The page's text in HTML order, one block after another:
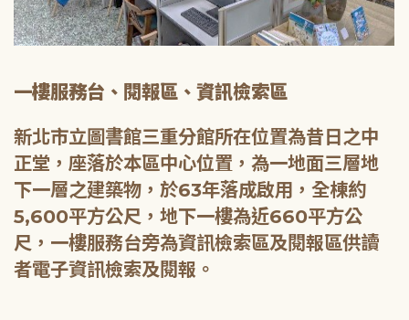
一樓服務台、閱報區、資訊檢索區
新北市立圖書館三重分館所在位置為昔日之中
正堂，座落於本區中心位置，為一地面三層地
下一層之建築物，於63年落成啟用，全棟約
5,600平方公尺，地下一樓為近660平方公
尺，一樓服務台旁為資訊檢索區及閱報區供讀
者電子資訊檢索及閱報。